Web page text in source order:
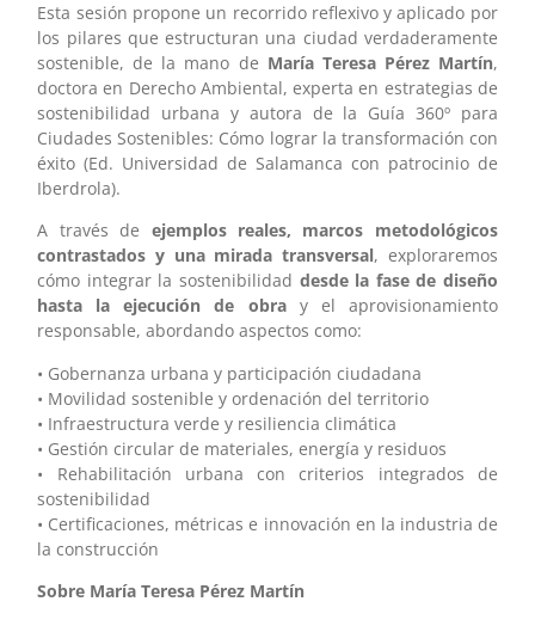
Esta sesión propone un recorrido reflexivo y aplicado por
los pilares que estructuran una ciudad verdaderamente
sostenible, de la mano de María Teresa Pérez Martín,
doctora en Derecho Ambiental, experta en estrategias de
sostenibilidad urbana y autora de la Guía 360º para
Ciudades Sostenibles: Cómo lograr la transformación con
éxito (Ed. Universidad de Salamanca con patrocinio de
Iberdrola).
A través de ejemplos reales, marcos metodológicos
contrastados y una mirada transversal, exploraremos
cómo integrar la sostenibilidad desde la fase de diseño
hasta la ejecución de obray el aprovisionamiento
responsable, abordando aspectos como:
• Gobernanza urbana y participación ciudadana
• Movilidad sostenible y ordenación del territorio
• Infraestructura verde y resiliencia climática
• Gestión circular de materiales, energía y residuos
• Rehabilitación urbana con criterios integrados de
sostenibilidad
• Certificaciones, métricas e innovación en la industria de
la construcción
Sobre María Teresa Pérez Martín